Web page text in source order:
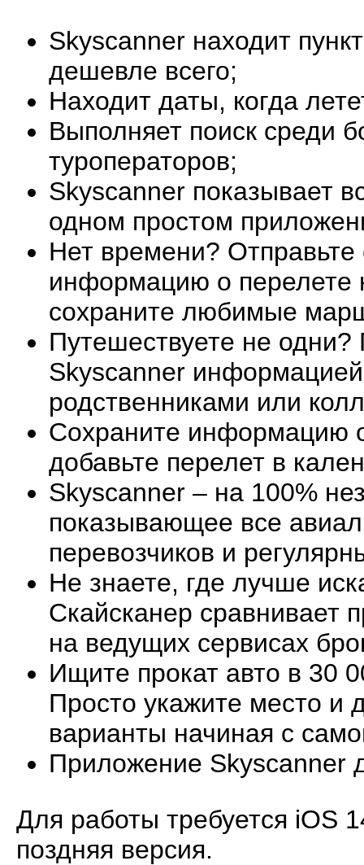
Skyscanner находит
дешевле всего;
Находит даты, когда
Выполняет поиск среди
туроператоров;
Skyscanner показывает
одном простом
Нет времени?
информацию о перелете
сохраните любимые
Путешествуете не
Skyscanner
родственниками или
Сохраните информацию
добавьте перелет в
Skyscanner – на 100%
показывающее все
перевозчиков и
Не знаете, где лучше
Скайсканер сравнивает
на ведущих сервисах
Ищите прокат авто в 30
Просто укажите место и
варианты начиная с
Приложение Skyscanner
Для работы требуется iOS
поздняя версия.